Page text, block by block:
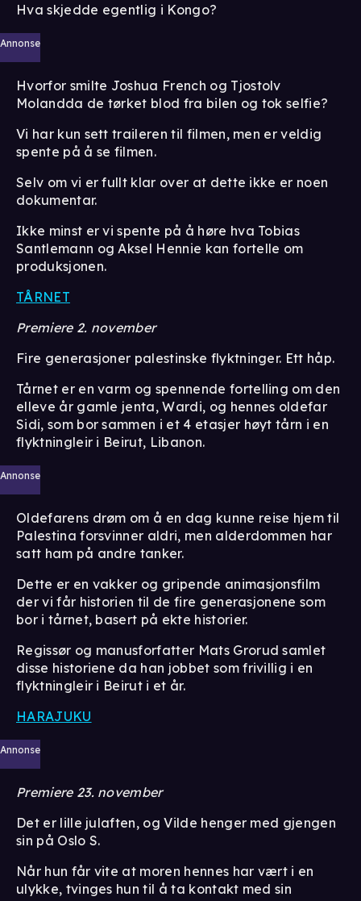
Hva skjedde egentlig i Kongo?
Annonse
Hvorfor smilte Joshua French og Tjostolv
Molandda de tørket blod fra bilen og tok selfie?
Vi har kun sett traileren til filmen, men er veldig
spente på å se filmen.
Selv om vi er fullt klar over at dette ikke er noen
dokumentar.
Ikke minst er vi spente på å høre hva Tobias
Santlemann og Aksel Hennie kan fortelle om
produksjonen.
TÅRNET
Premiere 2. november
Fire generasjoner palestinske flyktninger. Ett håp.
Tårnet er en varm og spennende fortelling om den
elleve år gamle jenta, Wardi, og hennes oldefar
Sidi, som bor sammen i et 4 etasjer høyt tårn i en
flyktningleir i Beirut, Libanon.
Annonse
Oldefarens drøm om å en dag kunne reise hjem til
Palestina forsvinner aldri, men alderdommen har
satt ham på andre tanker.
Dette er en vakker og gripende animasjonsfilm
der vi får historien til de fire generasjonene som
bor i tårnet, basert på ekte historier.
Regissør og manusforfatter Mats Grorud samlet
disse historiene da han jobbet som frivillig i en
flyktningleir i Beirut i et år.
HARAJUKU
Annonse
Premiere 23. november
Det er lille julaften, og Vilde henger med gjengen
sin på Oslo S.
Når hun får vite at moren hennes har vært i en
ulykke, tvinges hun til å ta kontakt med sin